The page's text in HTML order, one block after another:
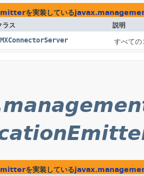
を実装している
ラス 説明
すべての
を実装している